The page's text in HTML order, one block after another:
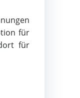
für
für